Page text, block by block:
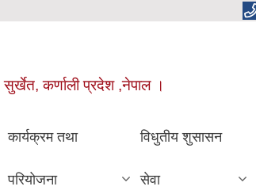
सुर्खेत, कर्णाली प्रदेश ,नेपाल ।
कार्यक्रम तथा
परियोजना
विधुतीय शुसासन
सेवा